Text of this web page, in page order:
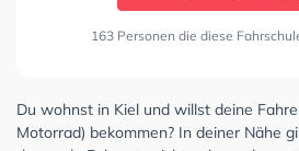
163 Personen die diese
Du wohnst in Kiel und willst deine
Motorrad) bekommen? In deiner Nähe